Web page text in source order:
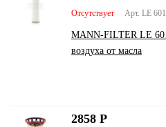
Арт. LE
Отсутствует
MANN-FILTER LЕ
воздуха от масла
2858 Р